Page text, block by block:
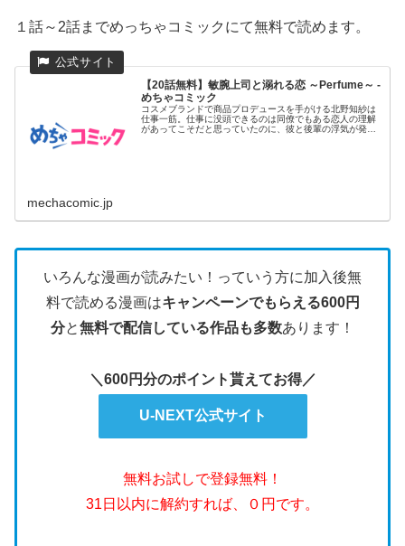
１話～2話までめっちゃコミックにて無料で読めます。
【20話無料】敏腕上司と溺れる恋 ～Perfume～ -
めちゃコミック
コスメブランドで商品プロデュースを手がける北野知紗は
仕事一筋。仕事に没頭できるのは同僚でもある恋人の理解
があってこそだと思っていたのに、彼と後輩の浮気が発
mechacomic.jp
いろんな漫画が読みたい！っていう方に加入後無
料で読める漫画はキャンペーンでもらえる600円
分と無料で配信している作品も多数あります！
＼600円分のポイント貰えてお得／
U-NEXT公式サイト
無料お試しで登録無料！
31日以内に解約すれば、０円です。